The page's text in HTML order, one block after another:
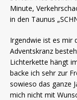
Minute,
in den Taunus
Irgendwie ist es mir
Adventskranz
Lichterkette hängt
backe ich sehr zur
sowieso das ganze
mich nicht mit